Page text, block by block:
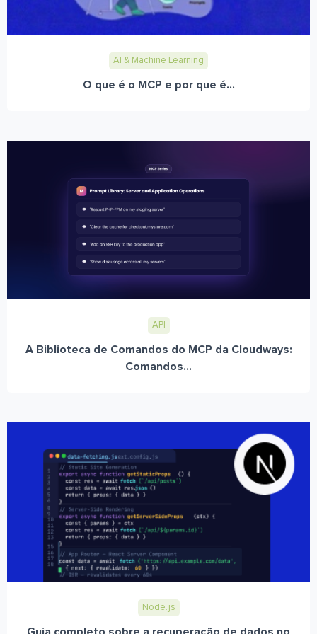
AI & Machine Learning
O que é o MCP e por que é...
API
A Biblioteca de Comandos do MCP da Cloudways:
Comandos...
Node.js